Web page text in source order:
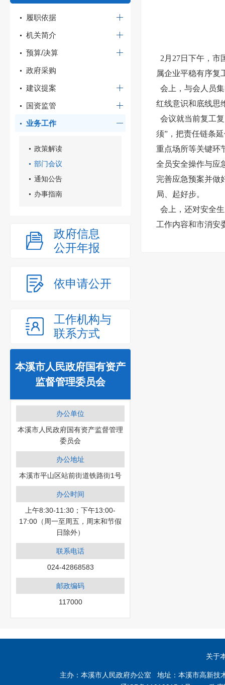
履职依据
机关简介
预算/决算
政府采购
建议提案
国资监管
业务工作
政策解读
部门会议
通知公告
办事指南
政府信息
公开年报
依申请公开
工作机构与
联系方式
本溪市人民政府国有资产
监督管理委员会
办公单位
本溪市人民政府国有资产监督管理
委员会
办公地址
本溪市平山区站前街道铁路街1号
办公时间
上午8:30-11:30；下午13:00-
17:00（周一至周五，周末和节假
日除外）
联系电话
024-42868583
邮政编码
117000
2月27日下午，市
属企业平稳有序复
会上，与会人员
红线意识和底线思
会议就当前复工
须”，把责任链条
重点场所等关键环
全员安全操作与应
完善应急预案并做
局、起好步。
会上，还对安全
工作内容和市消安
关于
主办：本溪市人民政府办公室 地址：本溪市高新